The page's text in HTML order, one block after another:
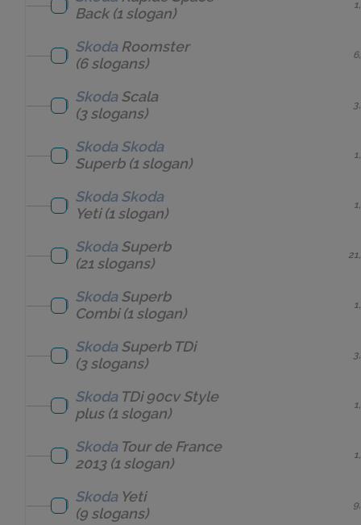
Back(1 slogan)
Skoda Roomster
(6 slogans)
Skoda Scala
(3 slogans)
Skoda Skoda
Superb(1 slogan)
Skoda Skoda
Yeti(1 slogan)
Skoda Superb
(21 slogans)
Skoda Superb
Combi(1 slogan)
Skoda Superb TDi
(3 slogans)
Skoda TDi 90cv Style
plus(1 slogan)
Skoda Tour de France
2013(1 slogan)
Skoda Yeti
(9 slogans)